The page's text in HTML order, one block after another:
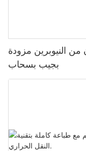
النيوبرين مزودة
بجيب بسحاب